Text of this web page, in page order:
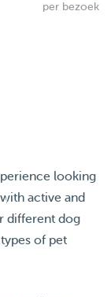
per bezoek
looking
active and
different dog
of pet